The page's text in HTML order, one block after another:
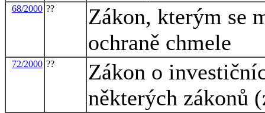
68/2000 ??
Zákon, kterým se
ochraně chmele
72/2000 ??
Zákon o
některých zákonů